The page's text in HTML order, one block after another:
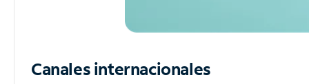
Canales internacionales